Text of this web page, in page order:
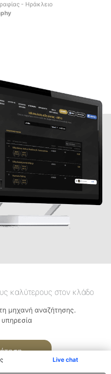
Live chat
- Ηράκλειο
καλύτερους στον κλάδο
μηχανή αναζήτησης.